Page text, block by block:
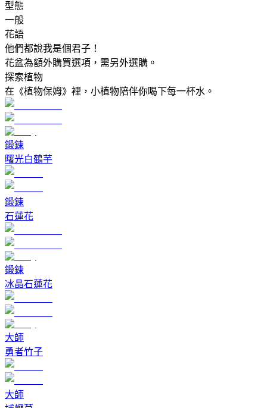
型態
一般
花語
他們都說我是個君子！
花盆為額外購買選項，需另外選購。
探索植物
在《植物保姆》裡，小植物陪伴你喝下每一杯水。
鍛鍊
曙光白鶴芋
鍛鍊
石蓮花
鍛鍊
冰晶石蓮花
大師
勇者竹子
大師